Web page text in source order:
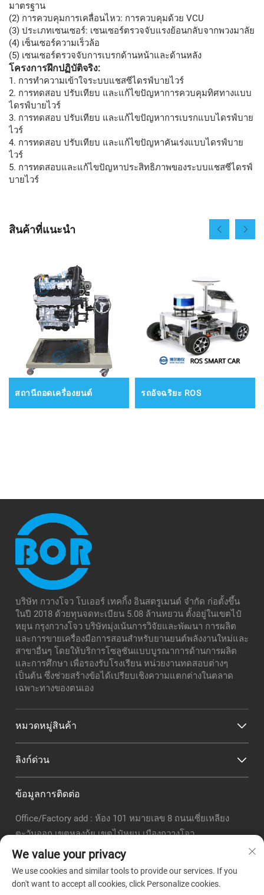
มาตรฐาน
(2) การควบคุมการเคลื่อนไหว: การควบคุมด้วย VCU
(3) ประเภทเซนเซอร์: เซนเซอร์ตรวจจับแรงย้อนกลับจากพวงมาลัย
(4) เซ็นเซอร์ความเร็วล้อ
(5) เซนเซอร์ตรวจจับการเบรกด้านหน้าและด้านหลัง
โครงการฝึกปฏิบัติจริง:
1. การทำความเข้าใจระบบแชสซีไดรฟ์บายไวร์
2. การทดสอบ ปรับเทียบ และแก้ไขปัญหาการควบคุมทิศทางแบบ
ไดรฟ์บายไวร์
3. การทดสอบ ปรับเทียบ และแก้ไขปัญหาการเบรกแบบไดรฟ์บาย
ไวร์
4. การทดสอบ ปรับเทียบ และแก้ไขปัญหาคันเร่งแบบไดรฟ์บาย
ไวร์
5. การทดสอบและแก้ไขปัญหาประสิทธิภาพของระบบแชสซีไดรฟ์
บายไวร์
สินค้าที่แนะนำ
สถานีถอดเครื่องยนต์ รถอัจฉริยะ ROS
บริษัท กวางโจว โบเออร์ เทคกิ้ง อินสตรูเมนต์ จำกัด ก่อตั้งขึ้น
ในปี 2018 ด้วยทุนจดทะเบียน 5.08 ล้านหยวน ตั้งอยู่ในเขตไป๋
หยุน กรุงกวางโจว บริษัทมุ่งเน้นการวิจัยและพัฒนา การผลิต
และการขายเครื่องมือการสอนสำหรับยานยนต์พลังงานใหม่และ
สาขาอื่นๆ โดยให้บริการโซลูชันแบบบูรณาการด้านการผลิต
และการศึกษา เพื่อรองรับโรงเรียน หน่วยงานทดสอบต่างๆ
เป็นต้น ซึ่งช่วยสร้างข้อได้เปรียบเชิงความแตกต่างในตลาด
เฉพาะทางของตนเอง
หมวดหมู่สินค้า
ลิงก์ด่วน
ข้อมูลการติดต่อ
Office/Factory add : ห้อง 101 หมายเลข 8 ถนนเซี่ยเหลียง
ตะวันออก เขตหลงกุ้ย เขตไป๋หยุน เมืองกวางโจว
อีเมล :[email protected]
+86-18320351294
วอทแชป: +8618320351294
We value your privacy
We use cookies and similar tools to provide our services. If you
don't want to accept all cookies, click Personalize cookies.